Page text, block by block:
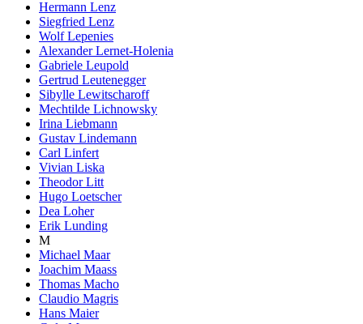
Hermann Lenz
Siegfried Lenz
Wolf Lepenies
Alexander Lernet-Holenia
Gabriele Leupold
Gertrud Leutenegger
Sibylle Lewitscharoff
Mechtilde Lichnowsky
Irina Liebmann
Gustav Lindemann
Carl Linfert
Vivian Liska
Theodor Litt
Hugo Loetscher
Dea Loher
Erik Lunding
M
Michael Maar
Joachim Maass
Thomas Macho
Claudio Magris
Hans Maier